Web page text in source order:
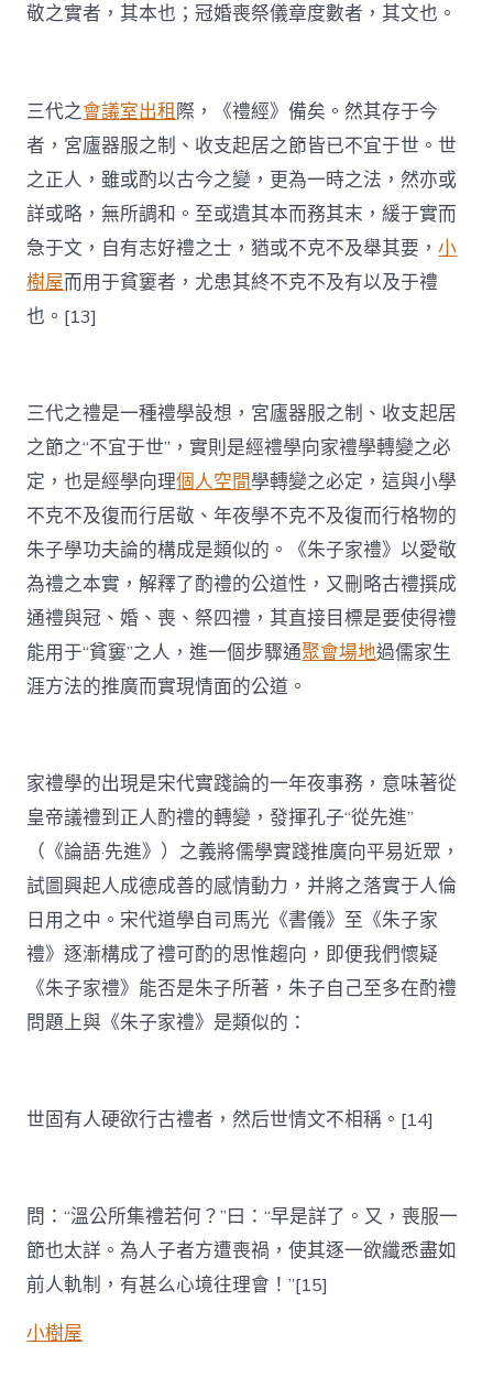
敬之實者，其本也；冠婚喪祭儀章度數者，其文也。
三代之會議室出租際，《禮經》備矣。然其存于今
者，宮廬器服之制、收支起居之節皆已不宜于世。世
之正人，雖或酌以古今之變，更為一時之法，然亦或
詳或略，無所調和。至或遺其本而務其末，緩于實而
急于文，自有志好禮之士，猶或不克不及舉其要，小
樹屋而用于貧窶者，尤患其終不克不及有以及于禮
也。[13]
三代之禮是一種禮學設想，宮廬器服之制、收支起居
之節之“不宜于世”，實則是經禮學向家禮學轉變之必
定，也是經學向理個人空間學轉變之必定，這與小學
不克不及復而行居敬、年夜學不克不及復而行格物的
朱子學功夫論的構成是類似的。《朱子家禮》以愛敬
為禮之本實，解釋了酌禮的公道性，又刪略古禮撰成
通禮與冠、婚、喪、祭四禮，其直接目標是要使得禮
能用于“貧窶”之人，進一個步驟通聚會場地過儒家生
涯方法的推廣而實現情面的公道。
家禮學的出現是宋代實踐論的一年夜事務，意味著從
皇帝議禮到正人酌禮的轉變，發揮孔子“從先進”
（《論語·先進》）之義將儒學實踐推廣向平易近眾，
試圖興起人成德成善的感情動力，并將之落實于人倫
日用之中。宋代道學自司馬光《書儀》至《朱子家
禮》逐漸構成了禮可酌的思惟趨向，即便我們懷疑
《朱子家禮》能否是朱子所著，朱子自己至多在酌禮
問題上與《朱子家禮》是類似的：
世固有人硬欲行古禮者，然后世情文不相稱。[14]
問：“溫公所集禮若何？”曰：“早是詳了。又，喪服一
節也太詳。為人子者方遭喪禍，使其逐一欲纖悉盡如
前人軌制，有甚么心境往理會！”[15]
小樹屋